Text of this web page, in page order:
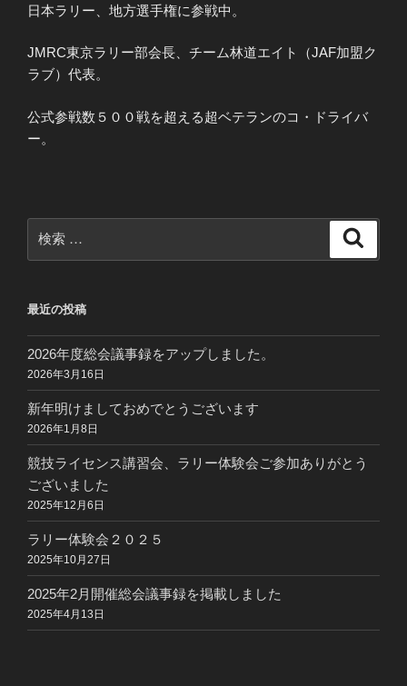
日本ラリー、地方選手権に参戦中。
JMRC東京ラリー部会長、チーム林道エイト（JAF加盟ク
ラブ）代表。
公式参戦数５００戦を超える超ベテランのコ・ドライバ
ー。
索:
最近の投稿
2026年度総会議事録をアップしました。
2026年3月16日
新年明けましておめでとうございます
2026年1月8日
競技ライセンス講習会、ラリー体験会ご参加ありがとう
ございました
2025年12月6日
ラリー体験会２０２５
2025年10月27日
2025年2月開催総会議事録を掲載しました
2025年4月13日